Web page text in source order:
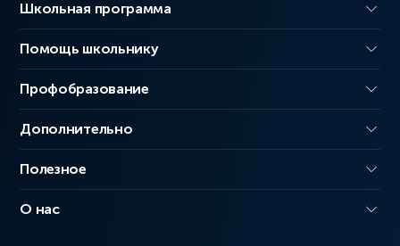
Школьная программа
Помощь школьнику
Профобразование
Дополнительно
Полезное
О нас